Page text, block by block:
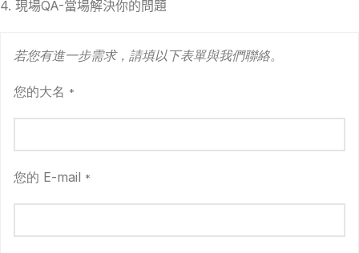
4. 現場QA-當場解決你的問題
若您有進一步需求，請填以下表單與我們聯絡。
您的大名 *
您的 E-mail *